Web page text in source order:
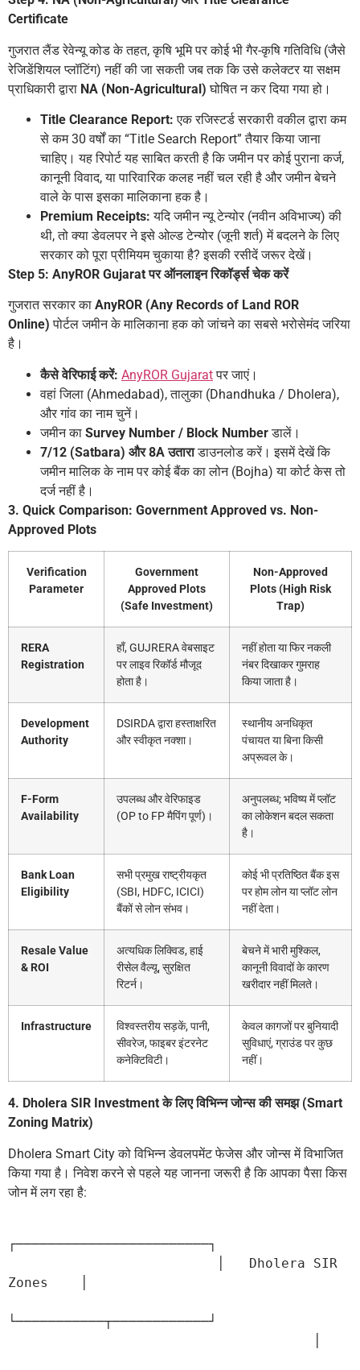
Certificate
गुजरात लैंड रेवेन्यू कोड के तहत, कृषि भूमि पर कोई भी गैर-कृषि गतिविधि (जैसे
रेजिडेंशियल प्लॉटिंग) नहीं की जा सकती जब तक कि उसे कलेक्टर या सक्षम
प्राधिकारी द्वारा NA (Non-Agricultural) घोषित न कर दिया गया हो।
Title Clearance Report: एक रजिस्टर्ड सरकारी वकील द्वारा कम
से कम 30 वर्षों का “Title Search Report” तैयार किया जाना
चाहिए। यह रिपोर्ट यह साबित करती है कि जमीन पर कोई पुराना कर्ज,
कानूनी विवाद, या पारिवारिक कलह नहीं चल रही है और जमीन बेचने
वाले के पास इसका मालिकाना हक है।
Premium Receipts: यदि जमीन न्यू टेन्योर (नवीन अविभाज्य) की
थी, तो क्या डेवलपर ने इसे ओल्ड टेन्योर (जूनी शर्त) में बदलने के लिए
सरकार को पूरा प्रीमियम चुकाया है? इसकी रसीदें जरूर देखें।
Step 5: AnyROR Gujarat पर ऑनलाइन रिकॉर्ड्स चेक करें
गुजरात सरकार का AnyROR (Any Records of Land ROR
Online) पोर्टल जमीन के मालिकाना हक को जांचने का सबसे भरोसेमंद जरिया
है।
कैसे वेरिफाई करें: AnyROR Gujaratपर जाएं।
वहां जिला (Ahmedabad), तालुका (Dhandhuka / Dholera),
और गांव का नाम चुनें।
जमीन का Survey Number / Block Numberडालें।
7/12 (Satbara) और 8A उताराडाउनलोड करें। इसमें देखें कि
जमीन मालिक के नाम पर कोई बैंक का लोन (Bojha) या कोर्ट केस तो
दर्ज नहीं है।
3. Quick Comparison: Government Approved vs. Non-
Approved Plots
Verification
Parameter
Government
Approved Plots
(Safe Investment)
Non-Approved
Plots (High Risk
Trap)
RERA
Registration
हाँ, GUJRERA वेबसाइट
पर लाइव रिकॉर्ड मौजूद
होता है।
नहीं होता या फिर नकली
नंबर दिखाकर गुमराह
किया जाता है।
Development
Authority
DSIRDA द्वारा हस्ताक्षरित
और स्वीकृत नक्शा।
स्थानीय अनधिकृत
पंचायत या बिना किसी
अप्रूवल के।
F-Form
Availability
उपलब्ध और वेरिफाइड
(OP to FP मैपिंग पूर्ण)।
अनुपलब्ध; भविष्य में प्लॉट
का लोकेशन बदल सकता
है।
Bank Loan
Eligibility
सभी प्रमुख राष्ट्रीयकृत
(SBI, HDFC, ICICI)
बैंकों से लोन संभव।
कोई भी प्रतिष्ठित बैंक इस
पर होम लोन या प्लॉट लोन
नहीं देता।
Resale Value
& ROI
अत्यधिक लिक्विड, हाई
रीसेल वैल्यू, सुरक्षित
रिटर्न।
बेचने में भारी मुश्किल,
कानूनी विवादों के कारण
खरीदार नहीं मिलते।
Infrastructure
विश्वस्तरीय सड़कें, पानी,
सीवरेज, फाइबर इंटरनेट
कनेक्टिविटी।
केवल कागजों पर बुनियादी
सुविधाएं, ग्राउंड पर कुछ
नहीं।
4. Dholera SIR Investment के लिए विभिन्न जोन्स की समझ (Smart
Zoning Matrix)
Dholera Smart City को विभिन्न डेवलपमेंट फेजेस और जोन्स में विभाजित
किया गया है। निवेश करने से पहले यह जानना जरूरी है कि आपका पैसा किस
जोन में लग रहा है:
┌────────────────────────┐
Zones    │
└───────────┬────────────┘